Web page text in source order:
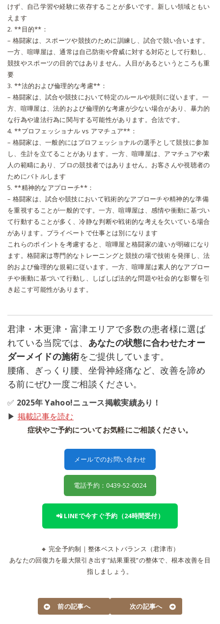
けず、自己学習や経験に依存することが多いです。新しい領域ともい
えます
2. **目的**：
– 格闘家は、スポーツや競技のために訓練し、試合で競い合います。
一方、喧嘩屋は、通常は自己防衛や脅威に対する対応として行動し、
競技やスポーツの目的ではありません。人目があるというところも重
要
3. **法的および倫理的な考慮**：
– 格闘家は、試合や競技において特定のルールや規則に従います。一
方、喧嘩屋は、法的および倫理的な考慮が少ない場合があり、暴力的
な行為や違法行為に関与する可能性があります。合法です。
4. **プロフェッショナル vs アマチュア**：
– 格闘家は、一般的にはプロフェッショナルの選手として競技に参加
し、生計を立てることがあります。一方、喧嘩屋は、アマチュアや素
人の範疇にあり、プロの競技者ではありません。お客さんや視聴者の
ためにバトルします
5. **精神的なアプローチ**：
– 格闘家は、試合や競技において戦術的なアプローチや精神的な準備
を重視することが一般的です。一方、喧嘩屋は、感情や衝動に基づい
て行動することが多く、冷静な判断や戦術的な考えを欠いている場合
があります。プライベートで仕事とは別になります
これらのポイントを考慮すると、喧嘩屋と格闘家の違いが明確になり
ます。格闘家は専門的なトレーニングと競技の場で技術を発揮し、法
的および倫理的な規範に従います。一方、喧嘩屋は素人的なアプロー
チや衝動に基づいて行動し、しばしば法的な問題や社会的な影響を引
き起こす可能性があります。
君津・木更津・富津エリアで多数の患者様に選ば
れている当院では、 あなたの状態に合わせたオー
ダーメイドの施術をご提供しています。
腰痛、ぎっくり腰、坐骨神経痛など、改善を諦め
る前にぜひ一度ご相談ください。
✅ 2025年 Yahoo!ニュース掲載実績あり！
▶ 掲載記事を読む
症状やご予約についてお気軽にご相談ください。
メールでのお問い合わせ
電話予約：0439-52-0024
📲 LINEで今すぐ予約（24時間受付）
🔸 完全予約制｜整体ベストバランス（君津市）
あなたの回復力を最大限引き出す“結果重視”の整体で、根本改善を目
指しましょう。
前の記事へ 次の記事へ